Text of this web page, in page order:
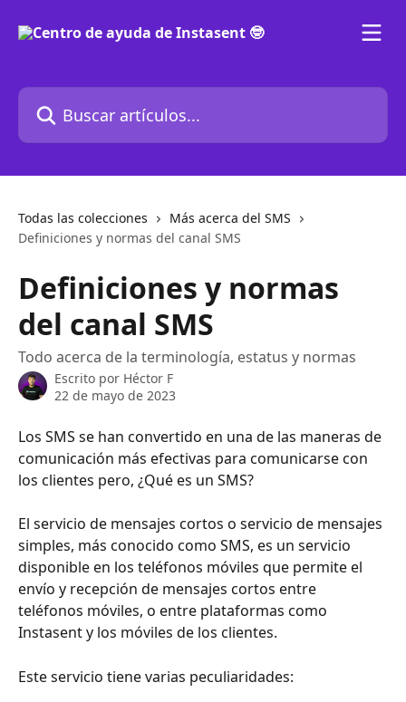
Buscar artículos...
Todas las colecciones
Más acerca del SMS
Definiciones y normas del canal SMS
Definiciones y normas
del canal SMS
Todo acerca de la terminología, estatus y normas
Escrito por Héctor F
22 de mayo de 2023
Los SMS se han convertido en una de las maneras de
comunicación más efectivas para comunicarse con
los clientes pero, ¿Qué es un SMS?
El servicio de mensajes cortos o servicio de mensajes
simples, más conocido como SMS, es un servicio
disponible en los teléfonos móviles que permite el
envío y recepción de mensajes cortos entre
teléfonos móviles, o entre plataformas como
Instasent y los móviles de los clientes.
Este servicio tiene varias peculiaridades: